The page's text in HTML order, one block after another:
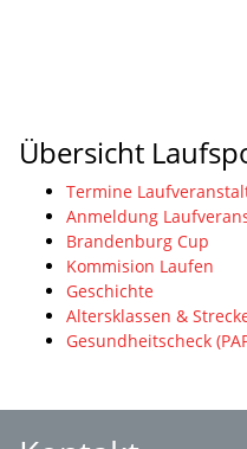
Übersicht
Termine
Anmeldung
Brandenburg Cup
Kommision Laufen
Geschichte
Altersklassen &
Gesundheitscheck